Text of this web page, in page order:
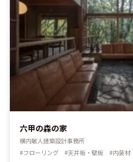
六甲の森の家
横内敏人建築設計事務所
#フローリング #天井板・壁板 #内装材